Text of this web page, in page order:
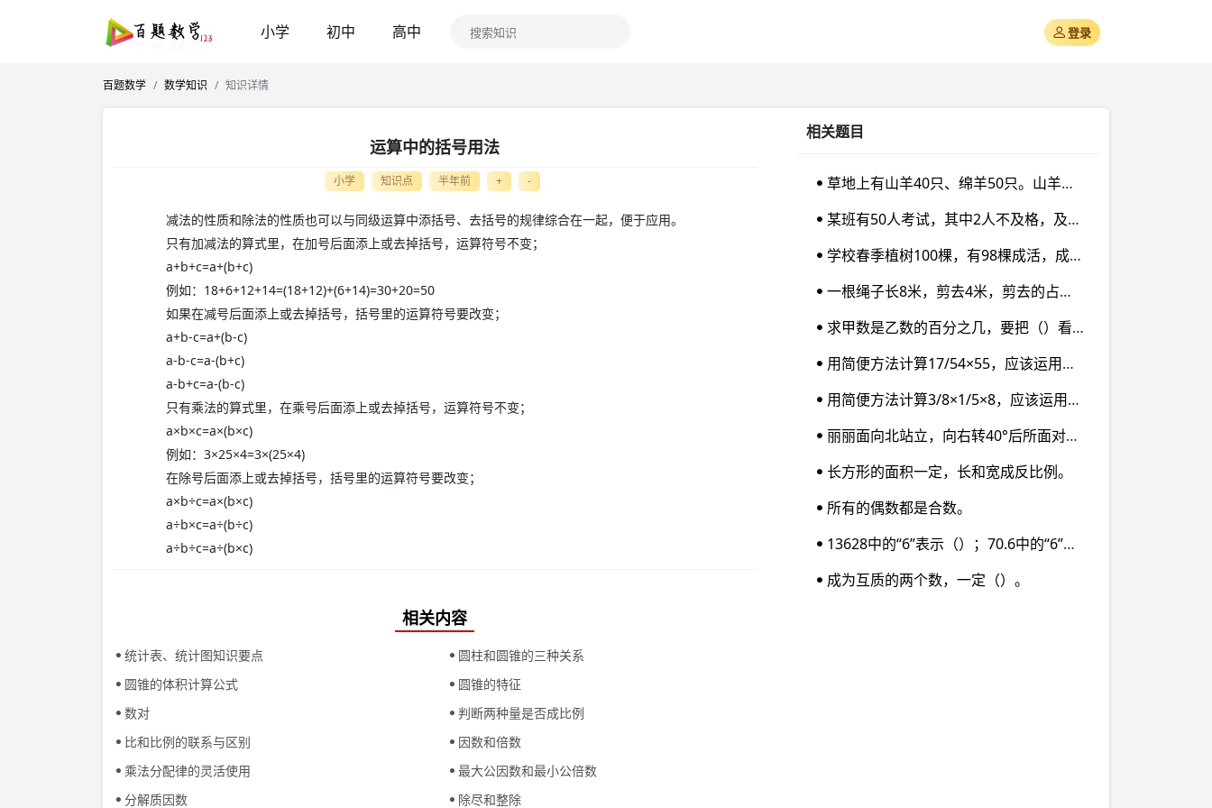
小学 初中 高中 登录
百题数学 数学知识 知识详情
运算中的括号用法
小学 知识点 半年前 + -
减法的性质和除法的性质也可以与同级运算中添括号、去括号的规律综合在一起，便于应用。
只有加减法的算式里，在加号后面添上或去掉括号，运算符号不变；
a+b+c=a+(b+c)
例如：18+6+12+14=(18+12)+(6+14)=30+20=50
如果在减号后面添上或去掉括号，括号里的运算符号要改变；
a+b-c=a+(b-c)
a-b-c=a-(b+c)
a-b+c=a-(b-c)
只有乘法的算式里，在乘号后面添上或去掉括号，运算符号不变；
a×b×c=a×(b×c)
例如：3×25×4=3×(25×4)
在除号后面添上或去掉括号，括号里的运算符号要改变；
a×b÷c=a×(b×c)
a÷b×c=a÷(b÷c)
a÷b÷c=a÷(b×c)
相关内容
统计表、统计图知识要点
圆柱和圆锥的三种关系
圆锥的体积计算公式
圆锥的特征
数对
判断两种量是否成比例
比和比例的联系与区别
因数和倍数
乘法分配律的灵活使用
最大公因数和最小公倍数
分解质因数
除尽和整除
相关题目
草地上有山羊40只、绵羊50只。山羊比绵羊少多少只？山羊的只数是绵羊的百分之几？绵羊的只数是山羊的百分之几？
某班有50人考试，其中2人不及格，及格率是（）%。
学校春季植树100棵，有98棵成活，成活率是（）%。
一根绳子长8米，剪去4米，剪去的占原长的（）%，占剩下的（）%。
求甲数是乙数的百分之几，要把（）看作单位“1”；求甲数比乙数多百分之几，要把（）看作单位“1”；求乙数比甲数少百分之几，要把（）看作单位“1”。
用简便方法计算17/54×55，应该运用（）。
用简便方法计算3/8×1/5×8，应该运用（）。
丽丽面向北站立，向右转40°后所面对的方向是（）；丁丁面向西站立，向左转40°后所面对的方向是（）；豆豆面向南站立，向左转40°后所面对的方向是（）；齐齐面向东站立，向右转40°后所面对的方向是（）。
长方形的面积一定，长和宽成反比例。
所有的偶数都是合数。
13628中的“6”表示（）；70.6中的“6”表示（）；6/11 中的“6”表示（）。
成为互质的两个数，一定（）。